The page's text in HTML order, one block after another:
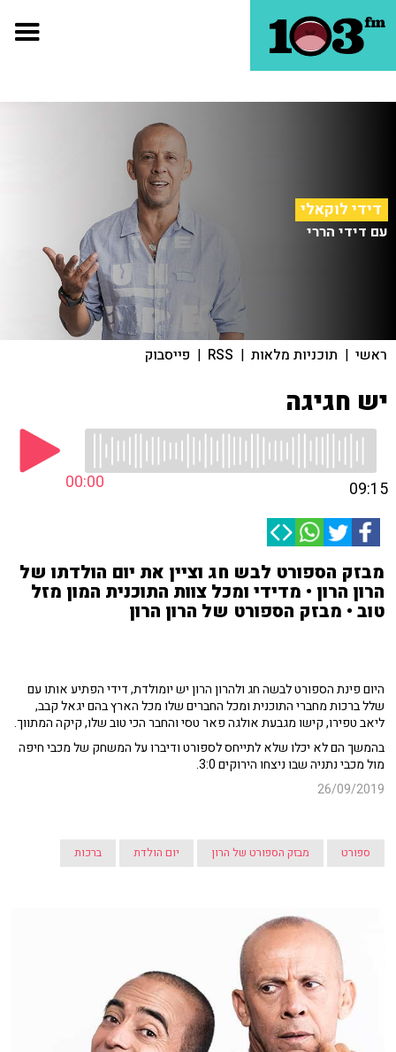
דידי לוקאלי
עם דידי הררי
ראשי | תוכניות מלאות |
RSS
| פייסבוק
יש חגיגה
00:00 09:15
מבזק הספורט לבש חג וציין את יום הולדתו של
הרון הרון • מדידי ומכל צוות התוכנית המון מזל
טוב • מבזק הספורט של הרון הרון
היום פינת הספורט לבשה חג ולהרון הרון יש יומולדת, דידי הפתיע אותו עם
שלל ברכות מחברי התוכנית ומכל החברים שלו מכל הארץ בהם יגאל קבב,
ליאב טפירו, קישו מגבעת אולגה פאר טסי והחבר הכי טוב שלו, קיקה המתווך.
בהמשך הם לא יכלו שלא לתייחס לספורט ודיברו על המשחק של מכבי חיפה
מול מכבי נתניה שבו ניצחו הירוקים 3:0.
26/09/2019
ספורט מבזק הספורט של הרון יום הולדת ברכות